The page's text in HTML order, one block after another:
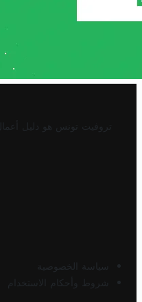
تروفيت تونس هو دليل
سياسة الخصوصية
شروط وأحكام الاستخدام